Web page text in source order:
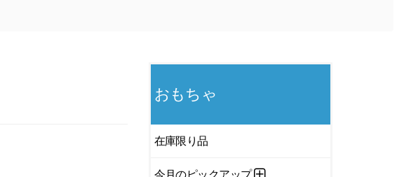
おもちゃ
在庫限り品
今月のピックアップ